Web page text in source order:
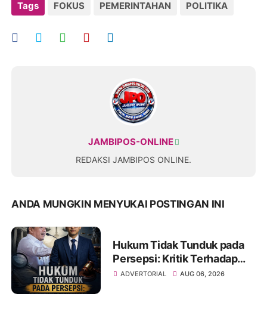
Tags FOKUS PEMERINTAHAN POLITIKA
JAMBIPOS-ONLINE
REDAKSI JAMBIPOS ONLINE.
ANDA MUNGKIN MENYUKAI POSTINGAN INI
Hukum Tidak Tunduk pada
Persepsi: Kritik Terhadap
Monopoli Kebenaran oleh
ADVERTORIAL AUG 06, 2026